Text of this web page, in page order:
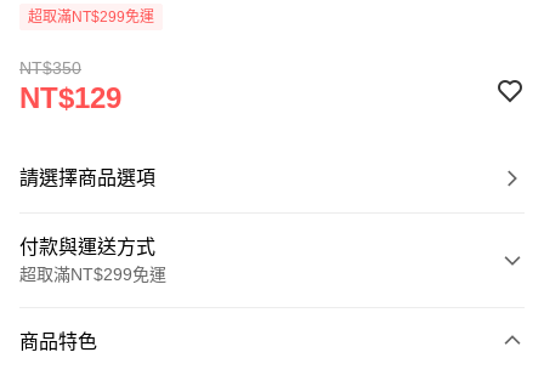
超取滿NT$299免運
NT$350
NT$129
請選擇商品選項
付款與運送方式
超取滿NT$299免運
信用卡一次付款
商品特色